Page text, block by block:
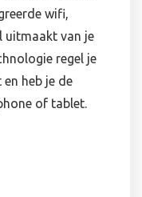
wifi,
uitmaakt van je
regel je
heb je de
of tablet.